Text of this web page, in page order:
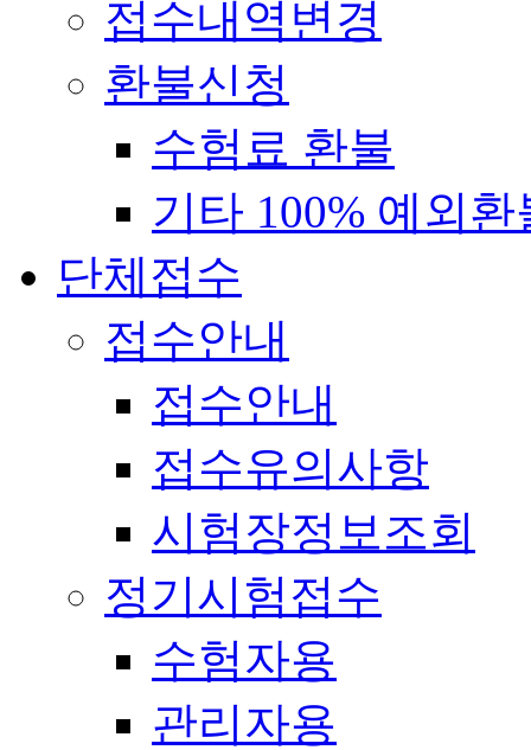
접수내역변경
환불신청
수험료 환불
기타 100% 예외환
단체접수
접수안내
접수안내
접수유의사항
시험장정보조회
정기시험접수
수험자용
관리자용